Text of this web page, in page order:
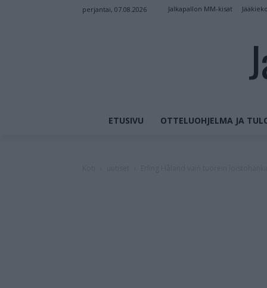
perjantai, 07.08.2026 Jalkapallon MM-kisat
ETUSIVU OTTELUOHJELMA JA